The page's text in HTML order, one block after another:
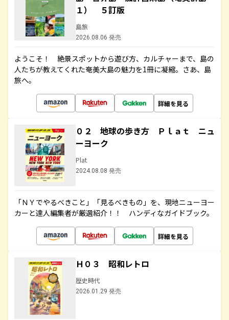
１） ５訂版
島旅
2026.08.06 発売
ようこそ！ 絶景スポットから遊び方、カルチャーまで、島の
人たちが教えてくれた奄美大島の魅力を1冊に凝縮。さあ、島
旅へ。
詳細を見る
０２ 地球の歩き方 Ｐｌａｔ ニュ
ーヨーク
Plat
2024.08.08 発売
「ＮＹでやるべきこと」「見るべきもの」を、現地ニューヨー
カーと達人編集者が厳選紹介！！ ハンディなガイドブック。
詳細を見る
Ｈ０３ 昭和レトロ
歴史時代
2026.01.29 発売